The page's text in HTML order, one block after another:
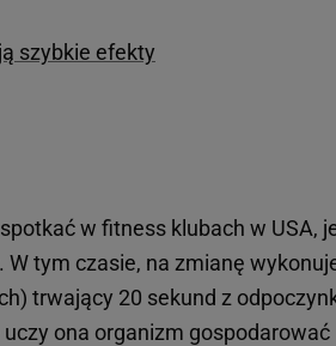
szybkie efekty
w fitness klubach w USA,
W tym czasie, na zmianę
trwający 20 sekund z
ona organizm gospodarować